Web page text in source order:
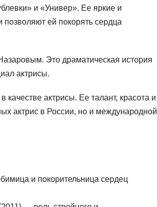
и «Универ». Ее яркие и
ей покорять сердца
Это драматическая история
актрисы.
актрисы. Ее талант, красота и
актрис в России, но и международной
и покорительница сердец